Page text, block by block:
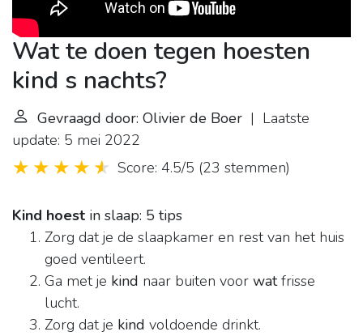
Wat te doen tegen hoesten
kind s nachts?
Gevraagd door: Olivier de Boer | Laatste
update: 5 mei 2022
Score: 4.5/5 (23 stemmen)
Kind hoest in slaap: 5 tips
Zorg dat je de slaapkamer en rest van het huis
goed ventileert.
Ga met je kind naar buiten voor watfrisse
lucht.
Zorg dat je kind voldoende drinkt.